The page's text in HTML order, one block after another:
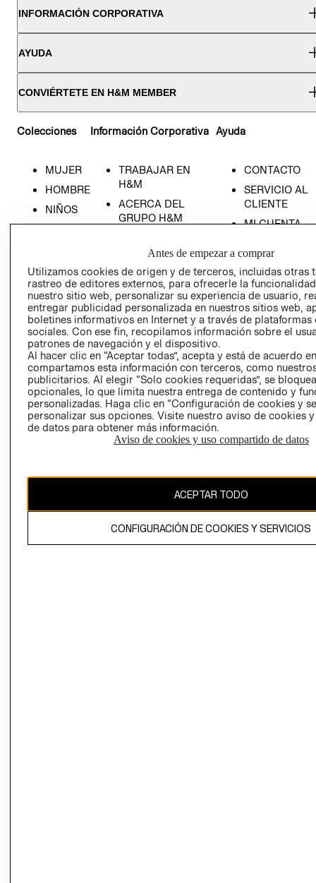
INFORMACIÓN CORPORATIVA
AYUDA
CONVIÉRTETE EN H&M MEMBER
Colecciones
MUJER
HOMBRE
NIÑOS
Información Corporativa
TRABAJAR EN
H&M
ACERCA DEL
GRUPO H&M
SOCIAL
PRENSA
RELACIÓN CON
INVERSIONISTAS
POLÍTICA
EMPRESARIAL
Ayuda
CONTACTO
SERVICIO AL
CLIENTE
MI CUENTA
TIENDAS
- RETIRO EN
TIENDA
TÉRMINOS Y
CONDICIONES
AVISO DE
PRIVACIDAD
GIFT CARD
AVISO DE
Antes de empezar a comprar
Utilizamos cookies de origen y de terceros, incluidas otras
rastreo de editores externos, para ofrecerle la
nuestro sitio web, personalizar su experiencia de usuario,
entregar publicidad personalizada en nuestros sitios web,
boletines informativos en Internet y a través de plataformas
sociales. Con ese fin, recopilamos información sobre el
patrones de navegación y el dispositivo.
Al hacer clic en “Aceptar todas”, acepta y está de acuerdo
compartamos esta información con terceros, como
publicitarios. Al elegir “Solo cookies requeridas”, se
opcionales, lo que limita nuestra entrega de contenido y
personalizadas. Haga clic en “Configuración de cookies y
personalizar sus opciones. Visite nuestro aviso de cookies
de datos para obtener más información.
Aviso de cookies y uso compartido de datos
ACEPTAR TODO
CONFIGURACIÓN DE COOKIES Y SERVICIOS